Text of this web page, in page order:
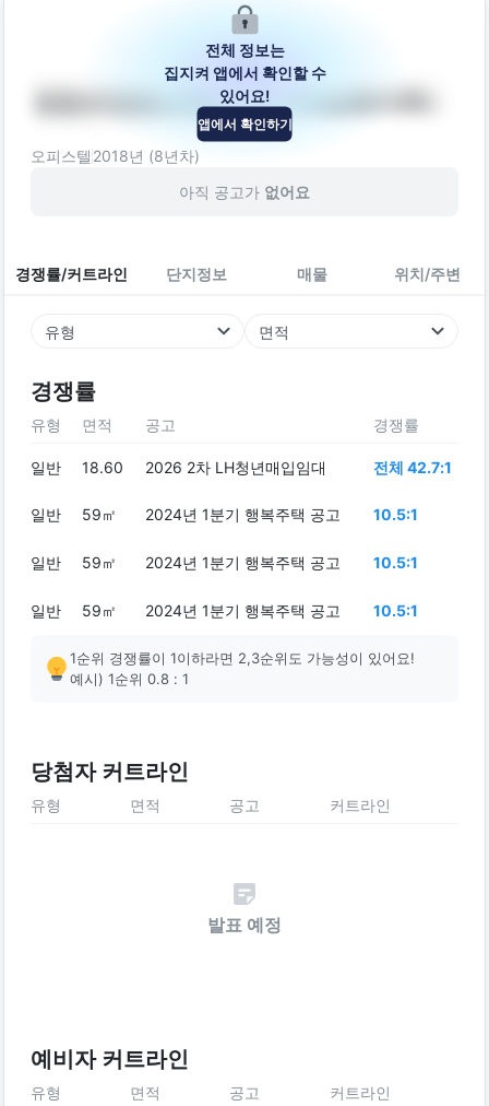
영등포영등포동2가(더위일중마루)
서울특별시 영등포구 버드나루로3길 11
오피스텔 2018년 (8년차)
아직 공고가 없어요
경쟁률/커트라인 단지정보 매물 위치/주변
유형 면적
경쟁률
전체 정보는
집지켜 앱에서 확인할 수
있어요!
앱에서 확인하기
유형 면적 공고 경쟁률
일반 18.60 2026 2차 LH청년매입임대 전체 42.7:1
일반 59㎡ 2024년 1분기 행복주택 공고 10.5:1
일반 59㎡ 2024년 1분기 행복주택 공고 10.5:1
일반 59㎡ 2024년 1분기 행복주택 공고 10.5:1
1순위 경쟁률이 1이하라면 2,3순위도 가능성이 있어요!
예시) 1순위 0.8 : 1
당첨자 커트라인
유형 면적 공고 커트라인
발표 예정
예비자 커트라인
유형 면적 공고 커트라인